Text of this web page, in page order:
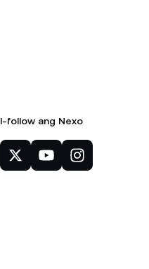
I-follow ang Nexo